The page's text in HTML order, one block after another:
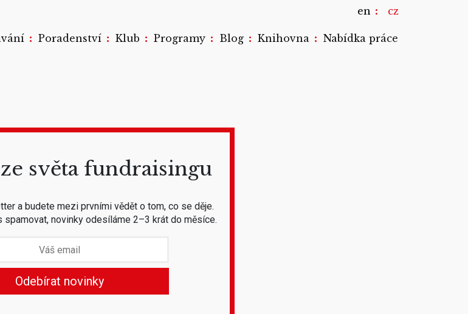
en cz
: Poradenství : Klub : Programy : Blog : Knihovna : Nabídka práce
světa fundraisingu
a budete mezi prvními vědět o tom, co se děje.
spamovat, novinky odesíláme 2–3 krát do měsíce.